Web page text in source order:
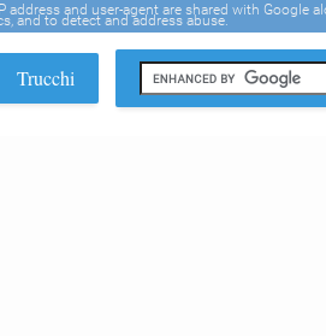
Trucchi
and user-agent are shared with Google
and to detect and address abuse.